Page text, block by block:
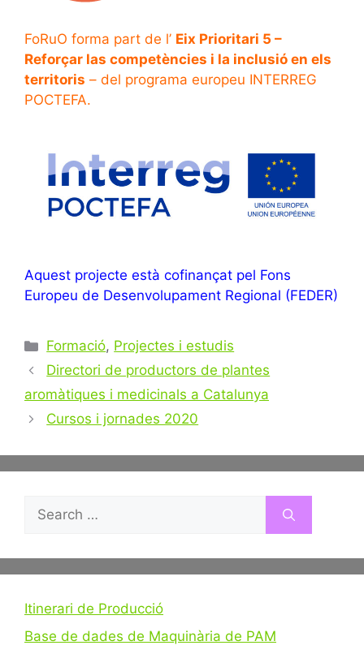
FoRuO forma part de l’ Eix Prioritari 5 –
Reforçar las competències i la inclusió en els
territoris – del programa europeu INTERREG
POCTEFA.
Aquest projecte està cofinançat pel Fons
Europeu de Desenvolupament Regional (FEDER)
Categories
Formació, Projectes i estudis
Post
navigation
Directori de productors de plantes
aromàtiques i medicinals a Catalunya
Cursos i jornades 2020
Search
for:
Itinerari de Producció
Base de dades de Maquinària de PAM